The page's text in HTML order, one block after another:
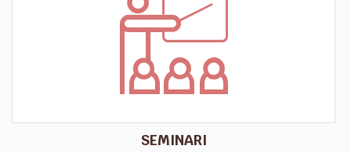
SEMINARI